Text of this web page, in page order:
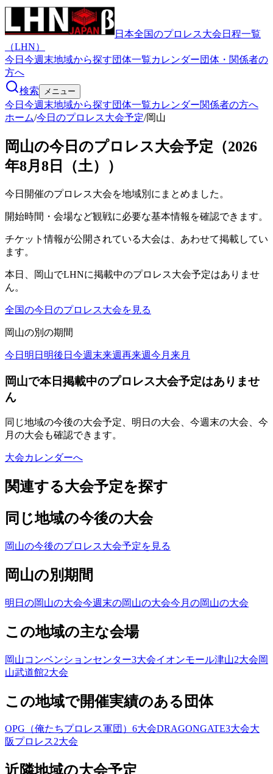
日本全国のプロレス大会日程一覧
（LHN）
今日 今週末地域から探す団体一覧カレンダー団体・関係者の
方へ
検索
メニュー
今日 今週末地域から探す団体一覧カレンダー関係者の方へ
ホーム/今日のプロレス大会予定/岡山
岡山の今日のプロレス大会予定（2026
年8月8日（土））
今日開催のプロレス大会を地域別にまとめました。
開始時間・会場など観戦に必要な基本情報を確認できます。
チケット情報が公開されている大会は、あわせて掲載してい
ます。
本日、岡山でLHNに掲載中のプロレス大会予定はありませ
ん。
全国の今日のプロレス大会を見る
岡山の別の期間
今日 明日 明後日 今週末来週再来週今月 来月
岡山で本日掲載中のプロレス大会予定はありませ
ん
同じ地域の今後の大会予定、明日の大会、今週末の大会、今
月の大会も確認できます。
大会カレンダーへ
関連する大会予定を探す
同じ地域の今後の大会
岡山の今後のプロレス大会予定を見る
岡山の別期間
明日の岡山の大会今週末の岡山の大会今月の岡山の大会
この地域の主な会場
岡山コンベンションセンター3大会イオンモール津山2大会岡
山武道館2大会
この地域で開催実績のある団体
OPG（俺たちプロレス軍団） 6大会DRAGONGATE3大会大
阪プロレス2大会
近隣地域の大会予定